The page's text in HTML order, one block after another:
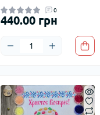
0
440.00 грн